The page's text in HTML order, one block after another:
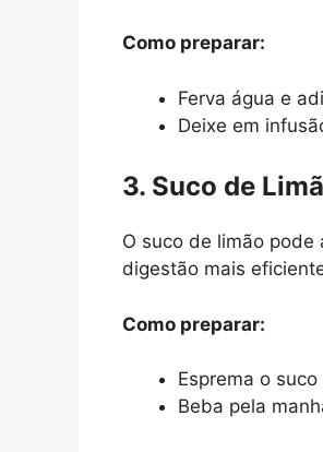
Como preparar:
Ferva água e
Deixe em
3. Suco de
O suco de limão
digestão mais
Como preparar:
Esprema o
Beba pela